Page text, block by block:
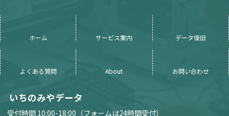
ホーム サービス案内 データ復旧
よくある質問 About お問い合わせ
いちのみやデータ
受付時間 10:00-18:00（フォームは24時間受付）